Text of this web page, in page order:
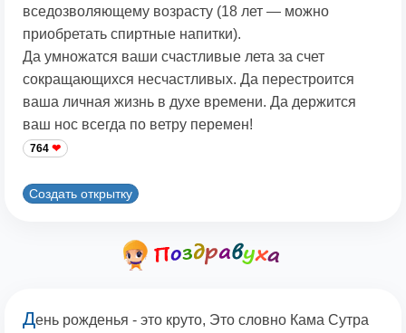
вседозволяющему возрасту (18 лет — можно
приобретать спиртные напитки).
Да умножатся ваши счастливые лета за счет
сокращающихся несчастливых. Да перестроится
ваша личная жизнь в духе времени. Да держится
ваш нос всегда по ветру перемен!
764
Создать открытку
День рожденья - это круто, Это словно Кама Сутра